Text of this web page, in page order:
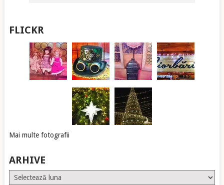
FLICKR
Mai multe fotografii
ARHIVE
Arhive